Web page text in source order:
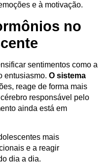
e à motivação.
no
sentimentos como a
entusiasmo.O sistema
reage de forma mais
responsável pelo
ainda está em
mais
e a reagir
dia a dia.